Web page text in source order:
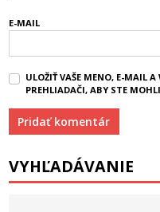
E-MAIL
ULOŽIŤ VAŠE MENO, E-MAIL
PREHLIADAČI, ABY STE
VYHĽADÁVANIE